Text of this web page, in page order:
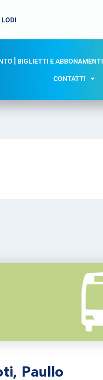
BIGLIETTI E ABBONAMENTI
CONTATTI
Paullo